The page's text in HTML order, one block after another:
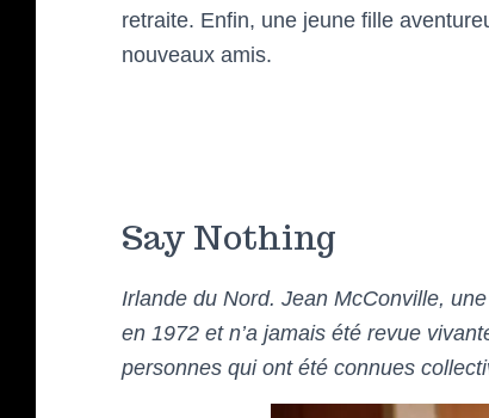
retraite. Enfin, une jeune fille
nouveaux amis.
Say Nothing
Irlande du Nord. Jean McConville,
en 1972 et n’a jamais été revue
personnes qui ont été connues